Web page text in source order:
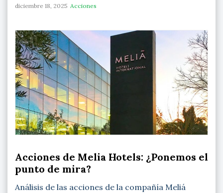
diciembre 18, 2025 Acciones
Acciones de Melia Hotels: ¿Ponemos el
punto de mira?
Análisis de las acciones de la compañía Meliá